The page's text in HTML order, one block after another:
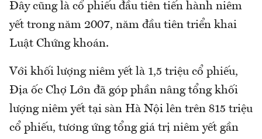
Đây cũng là cổ phiếu đầu tiên tiến hành niêm
yết trong năm 2007, năm đầu tiên triển khai
Luật Chứng khoán.
Với khối lượng niêm yết là 1,5 triệu cổ phiếu,
Địa ốc Chợ Lớn đã góp phần nâng tổng khối
lượng niêm yết tại sàn Hà Nội lên trên 815 triệu
cổ phiếu, tương ứng tổng giá trị niêm yết gần